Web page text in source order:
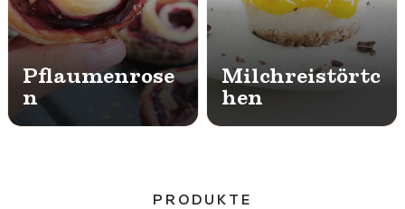
Pflaumenrose
n
Milchreistörtc
hen
PRODUKTE